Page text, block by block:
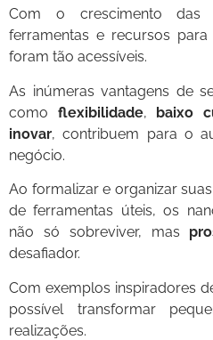
Com o crescimento das
ferramentas e recursos
foram tão acessíveis.
As inúmeras vantagens de
como flexibilidade, baixo
inovar, contribuem para o
negócio.
Ao formalizar e organizar
de ferramentas úteis, os
não só sobreviver, mas
desafiador.
Com exemplos inspiradores
possível transformar
realizações.